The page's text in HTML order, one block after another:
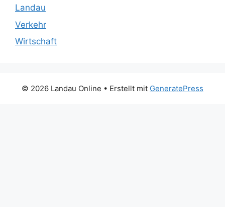
Landau
Verkehr
Wirtschaft
© 2026 Landau Online • Erstellt mit GeneratePress